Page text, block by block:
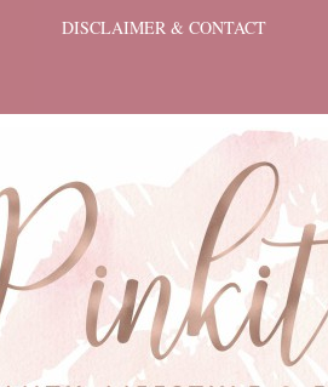
DISCLAIMER & CONTACT